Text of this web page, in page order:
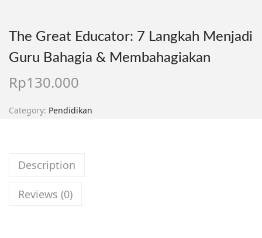
The Great Educator: 7 Langkah Menjadi
Guru Bahagia & Membahagiakan
Rp130.000
Category: Pendidikan
Description
Reviews (0)